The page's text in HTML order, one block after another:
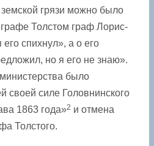
грязи можно было
Толстом граф Лорис-
спихнул», а о его
но я его не знаю».
было
своей силе Головнинского
1863 года»2 и отмена
Толстого.